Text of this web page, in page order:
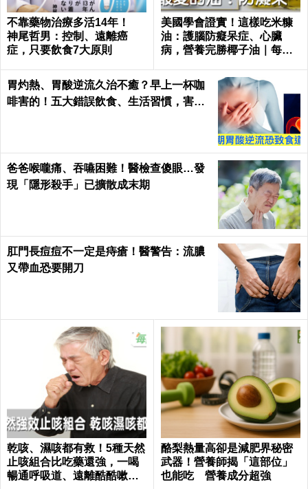
不靠藥物治療多活14年！
神尾哲男：控制、遠離癌
症，只要飲食7大原則
美國學會證實！這樣吃米糠
油：護腦防癡呆症、心臟
病，營養完勝椰子油｜每日
胃灼熱、胃酸逆流久治不癒？早上一杯咖
啡害的！五大錯誤飲食、生活習慣，害你
爸爸喉嚨痛、吞嚥困難！醫檢查傻眼…發
現「隱形殺手」已擴散成末期
肛門長痘痘不一定是痔瘡！醫警告：流膿
又帶血恐要開刀
乾咳、濕咳都有救！5種天然
止咳組合比吃藥還強，一喝
暢通呼吸道、遠離酷酷嗽｜
酪梨熱量高卻是減肥界秘密
武器！營養師揭「這部位」
也能吃 營養成分超強